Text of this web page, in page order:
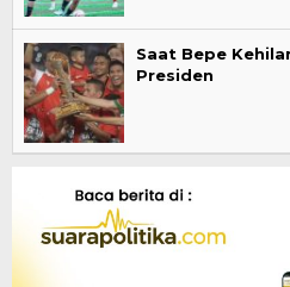
Saat Bepe
Presiden